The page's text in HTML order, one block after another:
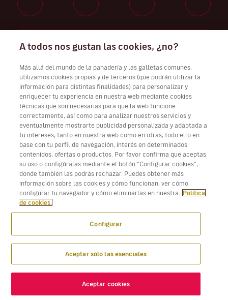
Descarga Volotea App para iOS y Android
A todos nos gustan las cookies, ¿no?
Más allá del mundo de la panadería y las galletas comunes,
utilizamos cookies propias y de terceros (que podrán utilizar la
información para distintas finalidades) para personalizar y
enriquecer tu experiencia en nuestra web mediante cookies
técnicas que son necesarias para que la web funcione
correctamente, así como para analizar nuestros servicios y
eventualmente mostrarte publicidad personalizada y adaptada a
tu intereses, tanto en nuestra web como en otras, todo ello en
base con tu perfil de navegación, interés en determinados
contenidos, ofertas o productos. Por favor confirma que aceptas
su uso o configúralas mediante el botón “Configurar cookies”,
donde también las podrás rechazar. Puedes obtener más
información sobre las cookies y cómo funcionan, ver cómo
configurar tu navegador y cómo eliminarlas en nuestra
Política
de cookies.
Configurar
Aceptar sólo las esenciales
Aceptar cookies